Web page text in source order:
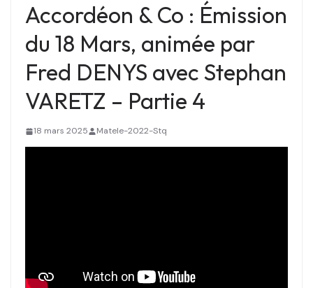
Accordéon & Co : Émission
du 18 Mars, animée par
Fred DENYS avec Stephan
VARETZ – Partie 4
18 mars 2025 Matele-2022-Stq